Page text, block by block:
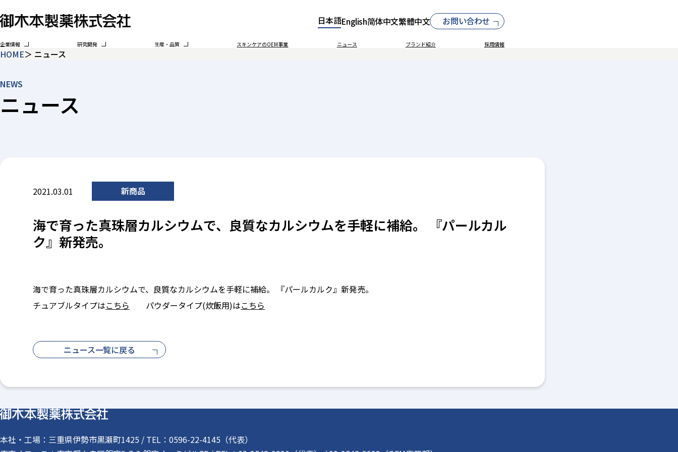
日本語English简体中文繁體中文 お問い合わせ
企業情報 研究開発 生産・品質 スキンケアのOEM事業 ニュース ブランド紹介 採用情報
HOME ニュース
NEWS
ニュース
2021.03.01 新商品
海で育った真珠層カルシウムで、良質なカルシウムを手軽に補給。 『パールカル
ク』新発売。
海で育った真珠層カルシウムで、良質なカルシウムを手軽に補給。 『パールカルク』新発売。
チュアブルタイプはこちら パウダータイプ(炊飯用)はこちら
ニュース一覧に戻る
本社・工場
三重県伊勢市黒瀬町1425 / TEL：0596-22-4145（代表）